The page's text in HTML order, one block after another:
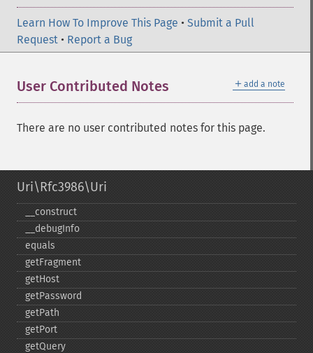
Learn How To Improve This Page • Submit a Pull
Request • Report a Bug
＋ add a note
User Contributed Notes
There are no user contributed notes for this page.
Uri\Rfc3986\Uri
_​_​construct
_​_​debugInfo
equals
getFragment
getHost
getPassword
getPath
getPort
getQuery